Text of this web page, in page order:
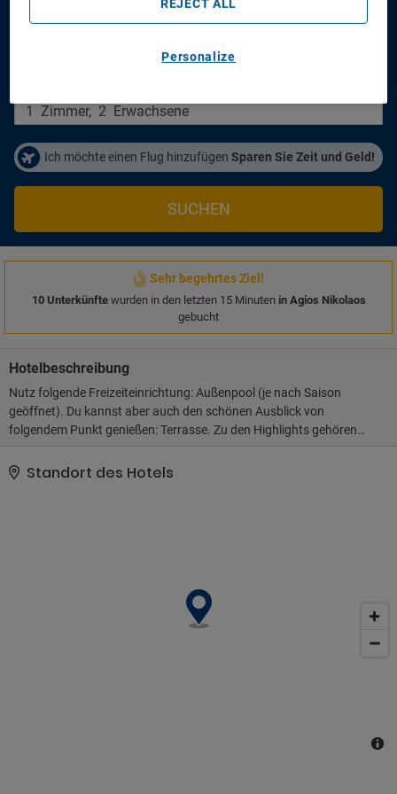
16/08/2026
1 Zimmer, 2 Erwachsene
Ich möchte einen Flug hinzufügen Sparen Sie Zeit und Geld!
SUCHEN
Sehr begehrtes Ziel!
10 Unterkünftewurden in den letzten 15 Minutenin Agios Nikolaos
gebucht
Hotelbeschreibung
Nutz folgende Freizeiteinrichtung: Außenpool (je nach Saison
geöffnet). Du kannst aber auch den schönen Ausblick von
folgendem Punkt genießen: Terrasse. Zu den Highlights gehören
Bereich.. Zum Angebot gehören ein Express-Check-in, ein Express-
Standort des Hotels
Personalize
REJECT ALL